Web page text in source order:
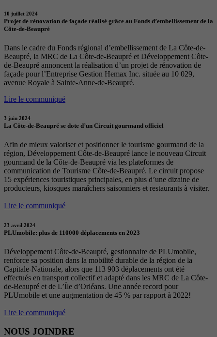
10 juillet 2024
Projet de rénovation de façade réalisé grâce au Fonds d’embellissement de la
Côte-de-Beaupré
Dans le cadre du Fonds régional d’embellissement de La Côte-de-
Beaupré, la MRC de La Côte-de-Beaupré et Développement Côte-
de-Beaupré annoncent la réalisation d’un projet de rénovation de
façade pour l’Entreprise Gestion Hemax Inc. située au 10 029,
avenue Royale à Sainte-Anne-de-Beaupré.
Lire le communiqué
3 juin 2024
La Côte-de-Beaupré se dote d’un Circuit gourmand officiel
Afin de mieux valoriser et positionner le tourisme gourmand de la
région, Développement Côte-de-Beaupré lance le nouveau Circuit
gourmand de la Côte-de-Beaupré via les plateformes de
communication de Tourisme Côte-de-Beaupré. Le circuit propose
15 expériences touristiques principales, en plus d’une dizaine de
producteurs, kiosques maraîchers saisonniers et restaurants à visiter.
Lire le communiqué
23 avril 2024
PLUmobile: plus de 110000 déplacements en 2023
Développement Côte-de-Beaupré, gestionnaire de PLUmobile,
renforce sa position dans la mobilité durable de la région de la
Capitale-Nationale, alors que 113 903 déplacements ont été
effectués en transport collectif et adapté dans les MRC de La Côte-
de-Beaupré et de L’Île d’Orléans. Une année record pour
PLUmobile et une augmentation de 45 % par rapport à 2022!
Lire le communiqué
NOUS JOINDRE